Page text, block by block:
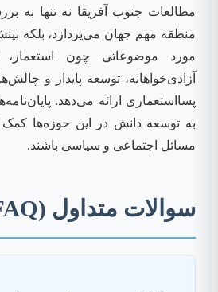
مطالعات جنوب آفریقا نه تنها به
منطقه مهم جهان می‌پردازد، بلکه
مورد موضوعاتی چون استعمار،
آزادی‌خواهانه، توسعه پایدار و
پسااستعماری ارائه می‌دهد.
به توسعه دانش در این حوزه‌ها
مسائل اجتماعی و سیاسی باشند.
سوالات متداول (FAQ)